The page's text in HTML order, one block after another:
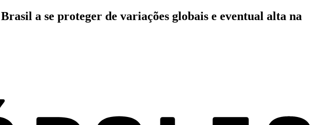
a se proteger de variações globais e eventual alta na